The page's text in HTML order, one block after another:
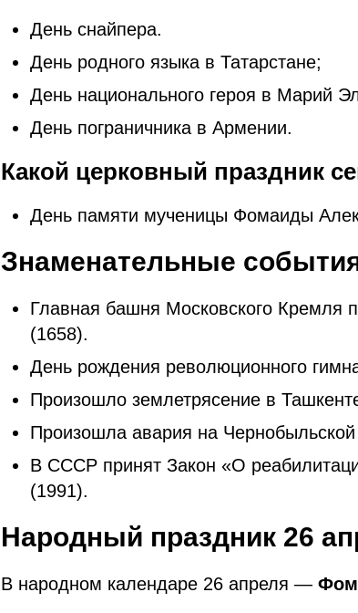
День снайпера.
День родного языка в Татарстане;
День национального героя в Марий
День пограничника в Армении.
Какой церковный праздник
День памяти мученицы Фомаиды
Знаменательные
Главная башня Московского Кремля
(1658).
День рождения революционного
Произошло землетрясение в
Произошла авария на
В СССР принят Закон «О
(1991).
Народный праздник 26
В народном календаре 26 апреля —